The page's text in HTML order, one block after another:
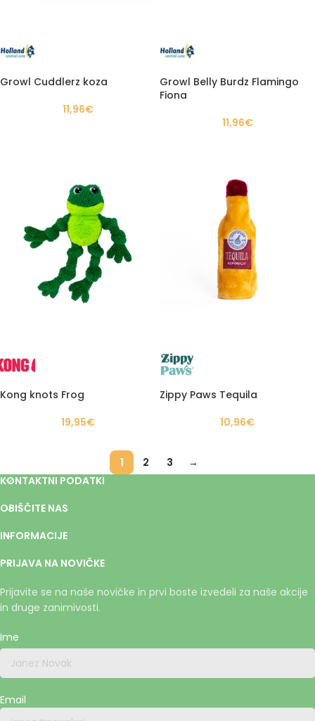
Growl Cuddlerz koza
11,96€
Growl Belly Burdz Flamingo
Fiona
11,96€
Kong knots Frog
19,95€
Zippy Paws Tequila
10,96€
1 2 3
→
KONTAKTNI PODATKI
OBIŠČITE NAS
INFORMACIJE
PRIJAVA NA NOVIČKE
Prijavite se na naše novičke in prvi boste izvedeli za naše akcije
in druge zanimivosti.
Ime
Email